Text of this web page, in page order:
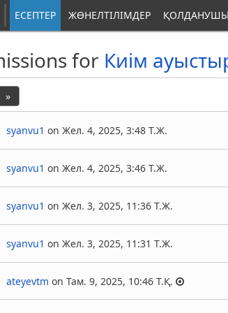
ЕСЕПТЕР ЖӨНЕЛТІЛІМДЕР
for Киім
»
syanvu1 on Жел. 4, 2025, 3:48 Т.Ж.
syanvu1 on Жел. 4, 2025, 3:46 Т.Ж.
syanvu1 on Жел. 3, 2025, 11:36 Т.Ж.
syanvu1 on Жел. 3, 2025, 11:31 Т.Ж.
ateyevtm on Там. 9, 2025, 10:46 Т.Қ.